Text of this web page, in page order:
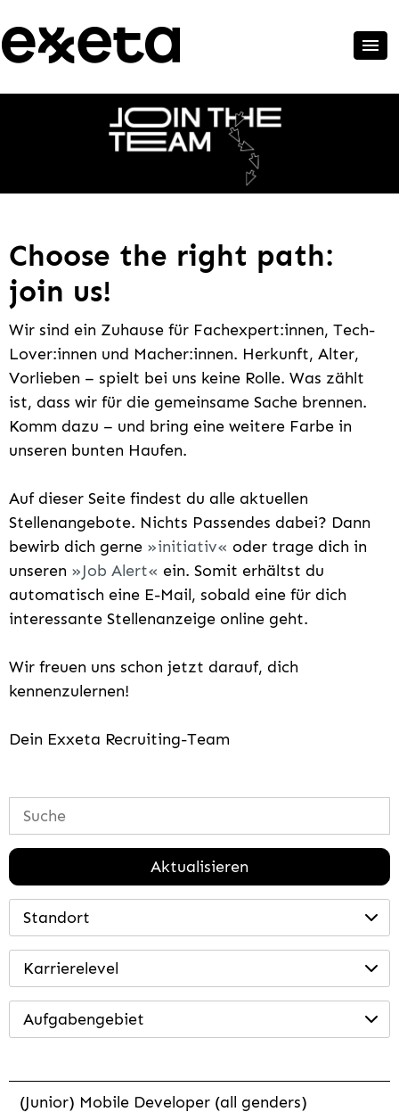
Choose the right path:
join us!
Wir sind ein Zuhause für Fachexpert:innen, Tech-
Lover:innen und Macher:innen. Herkunft, Alter,
Vorlieben – spielt bei uns keine Rolle. Was zählt
ist, dass wir für die gemeinsame Sache brennen.
Komm dazu – und bring eine weitere Farbe in
unseren bunten Haufen.
Auf dieser Seite findest du alle aktuellen
Stellenangebote. Nichts Passendes dabei? Dann
bewirb dich gerne
initiativ
oder trage dich in
unseren
Job Alert
ein. Somit erhältst du
automatisch eine E-Mail, sobald eine für dich
interessante Stellenanzeige online geht.
Wir freuen uns schon jetzt darauf, dich
kennenzulernen!
Dein Exxeta Recruiting-Team
Aktualisieren
Standort
Karrierelevel
Aufgabengebiet
(Junior) Mobile Developer (all genders)